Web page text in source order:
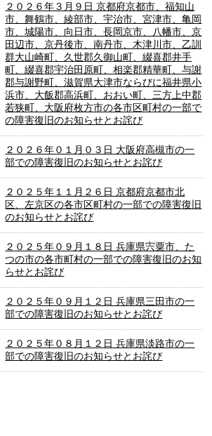
２０２６年３月９日 京都府京都市、福知山
市、舞鶴市、綾部市、宇治市、宮津市、亀岡
市、城陽市、向日市、長岡京市、八幡市、京
田辺市、京丹後市、南丹市、木津川市、乙訓
群大山崎町、久世郡久御山町、綴喜郡井手
町、綴喜郡宇治田原町、相楽郡精華町、与謝
郡与謝野町、滋賀県大津市ならびに福井県小
浜市、大飯郡高浜町、おおい町、三方上中郡
若狭町、大阪府枚方市の各市区町村の一部で
の障害復旧のお知らせとお詫び
２０２６年０１月０３日 大阪府高槻市の一
部での障害復旧のお知らせとお詫び
２０２５年１１月２６日 京都府京都市北
区、左京区の各市区町村の一部での障害復旧
のお知らせとお詫び
２０２５年０９月１８日 兵庫県宍粟市、た
つの市の各市町村の一部での障害復旧のお知
らせとお詫び
２０２５年０９月１２日 兵庫県三田市の一
部での障害復旧のお知らせとお詫び
２０２５年０８月１２日 兵庫県淡路市の一
部での障害復旧のお知らせとお詫び